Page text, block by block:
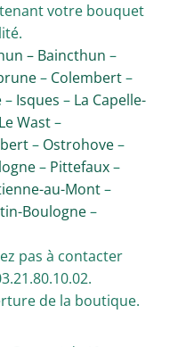
votre bouquet
– Baincthun –
– Colembert–
– Isques – La Capelle-
Le Wast–
– Ostrohove–
– Pittefaux–
au-Mont–
Boulogne–
pas à contacter
de la boutique.